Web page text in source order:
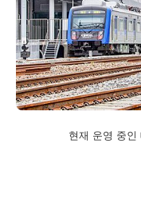
현재 운영 중